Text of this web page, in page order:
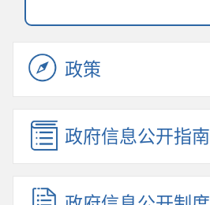
政策
政府信息公开指南